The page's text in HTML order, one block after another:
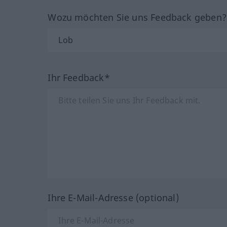
Wozu möchten Sie uns Feedback
Ihr Feedback*
Ihre E-Mail-Adresse (optional)